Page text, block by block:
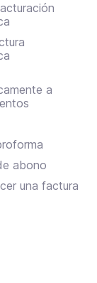
a
abono
una factura